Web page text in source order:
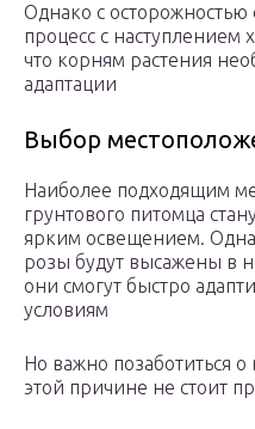
Однако с осторожностью
процесс с наступлением
что корням растения
адаптации
Выбор
Наиболее подходящим
грунтового питомца
ярким освещением.
розы будут высажены в
они смогут быстро
условиям
Но важно позаботиться
этой причине не стоит